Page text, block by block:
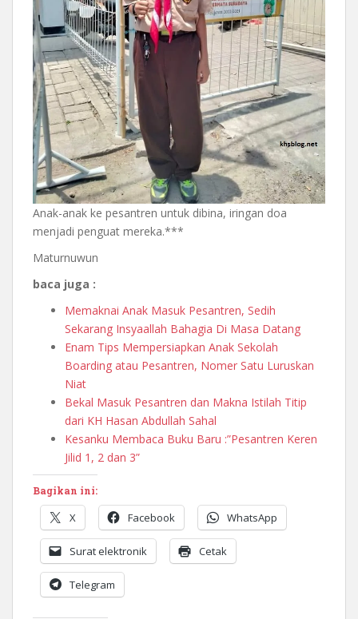
Anak-anak ke pesantren untuk dibina, iringan doa
menjadi penguat mereka.***
Maturnuwun
baca juga :
Memaknai Anak Masuk Pesantren, Sedih
Sekarang Insyaallah Bahagia Di Masa Datang
Enam Tips Mempersiapkan Anak Sekolah
Boarding atau Pesantren, Nomer Satu Luruskan
Niat
Bekal Masuk Pesantren dan Makna Istilah Titip
dari KH Hasan Abdullah Sahal
Kesanku Membaca Buku Baru :”Pesantren Keren
Jilid 1, 2 dan 3”
Bagikan ini:
X Facebook WhatsApp
Surat elektronik Cetak
Telegram